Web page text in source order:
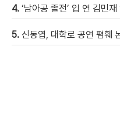
4. ‘남아공 졸전’ 입 연 김민
5. 신동엽, 대학로 공연 폄훼 논